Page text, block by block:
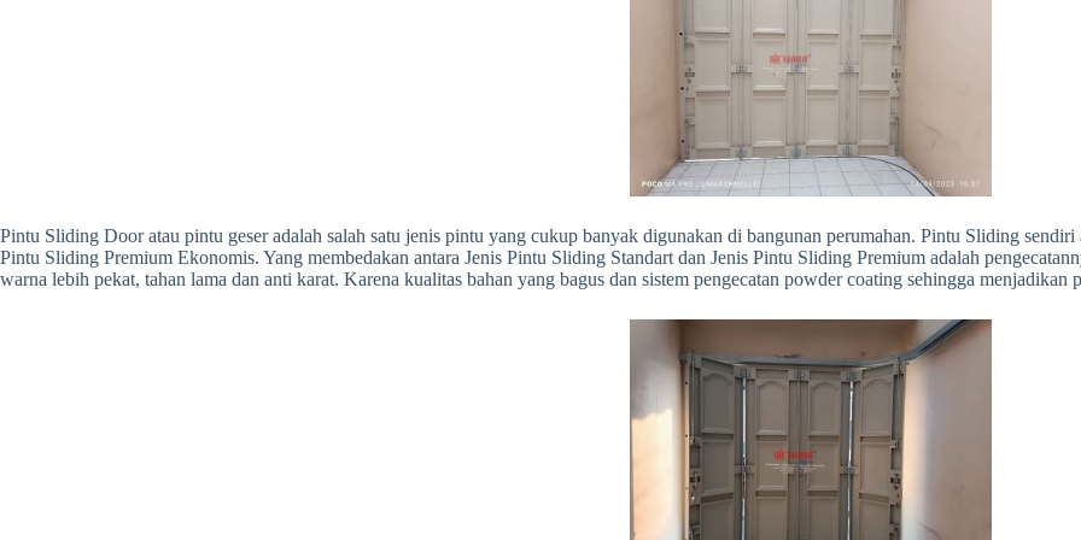
Pintu Sliding Door atau pintu geser adalah salah satu jenis pintu yang cukup banyak digunakan di bangunan perumahan. Pintu Sliding
Pintu Sliding Premium Ekonomis. Yang membedakan antara Jenis Pintu Sliding Standart dan Jenis Pintu Sliding Premium adalah
warna lebih pekat, tahan lama dan anti karat. Karena kualitas bahan yang bagus dan sistem pengecatan powder coating sehingga